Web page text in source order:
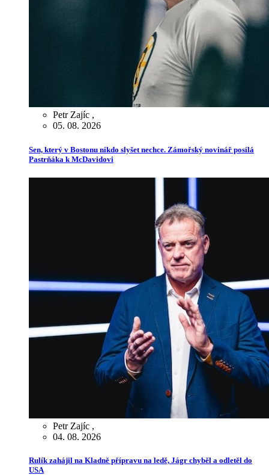
Petr Zajíc ,
05. 08. 2026
Sen, který v Bostonu nikdo slyšet nechce. Zámořský novinář posílá
Pastrňáka k McDavidovi
Petr Zajíc ,
04. 08. 2026
Rulík zahájil na Kladně přípravu na ledě, Jágr chyběl a odletěl do
USA